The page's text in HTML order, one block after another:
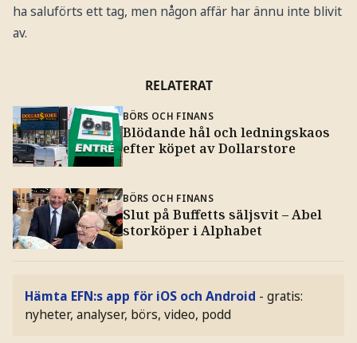
ha saluförts ett tag, men någon affär har ännu inte blivit
av.
RELATERAT
BÖRS OCH FINANS
Blödande hål och ledningskaos
efter köpet av Dollarstore
BÖRS OCH FINANS
Slut på Buffetts säljsvit – Abel
storköper i Alphabet
Hämta EFN:s app för iOS och Android - gratis:
nyheter, analyser, börs, video, podd